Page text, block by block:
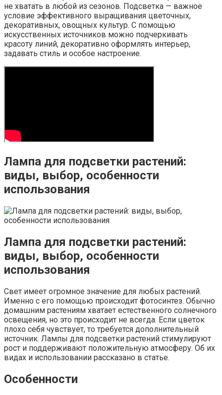
не хватать в любой из сезонов. Подсветка — важное
условие эффективного выращивания цветочных,
декоративных, овощных культур. С помощью
искусственных источников можно подчеркивать
красоту линий, декоративно оформлять интерьер,
задавать стиль и особое настроение.
Лампа для подсветки растений:
виды, выбор, особенности
использования
Лампа для подсветки растений:
виды, выбор, особенности
использования
Свет имеет огромное значение для любых растений.
Именно с его помощью происходит фотосинтез. Обычно
домашним растениям хватает естественного солнечного
освещения, но это происходит не всегда. Если цветок
плохо себя чувствует, то требуется дополнительный
источник. Лампы для подсветки растений стимулируют
рост и поддерживают положительную атмосферу. Об их
видах и использовании рассказано в статье.
Особенности